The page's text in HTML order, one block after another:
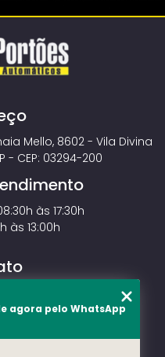
Mello, 8602 - Vila Divina
- CEP: 03294-200
às 17:30h
às 13:00h
agora pelo WhatsApp